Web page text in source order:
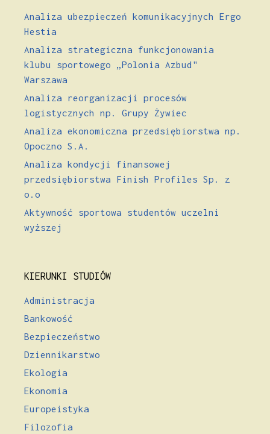
Analiza ubezpieczeń komunikacyjnych Ergo
Hestia
Analiza strategiczna funkcjonowania
klubu sportowego „Polonia Azbud"
Warszawa
Analiza reorganizacji procesów
logistycznych np. Grupy Żywiec
Analiza ekonomiczna przedsiębiorstwa np.
Opoczno S.A.
Analiza kondycji finansowej
przedsiębiorstwa Finish Profiles Sp. z
o.o
Aktywność sportowa studentów uczelni
wyższej
KIERUNKI STUDIÓW
Administracja
Bankowość
Bezpieczeństwo
Dziennikarstwo
Ekologia
Ekonomia
Europeistyka
Filozofia